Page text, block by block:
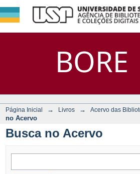
BORE
Busca no
DSpace/Manakin +
Página Inicial → Livros → Acervo das
no Acervo
Busca no Acervo